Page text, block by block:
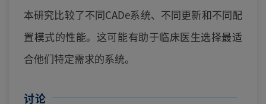
本研究比较了不同CADe系统、不同更新和不同配
置模式的性能。这可能有助于临床医生选择最适
合他们特定需求的系统。
讨论